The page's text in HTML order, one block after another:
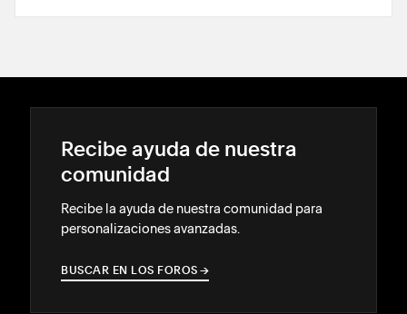
Recibe ayuda de nuestra
comunidad
Recibe la ayuda de nuestra comunidad para
personalizaciones avanzadas.
BUSCAR EN LOS FOROS →
→